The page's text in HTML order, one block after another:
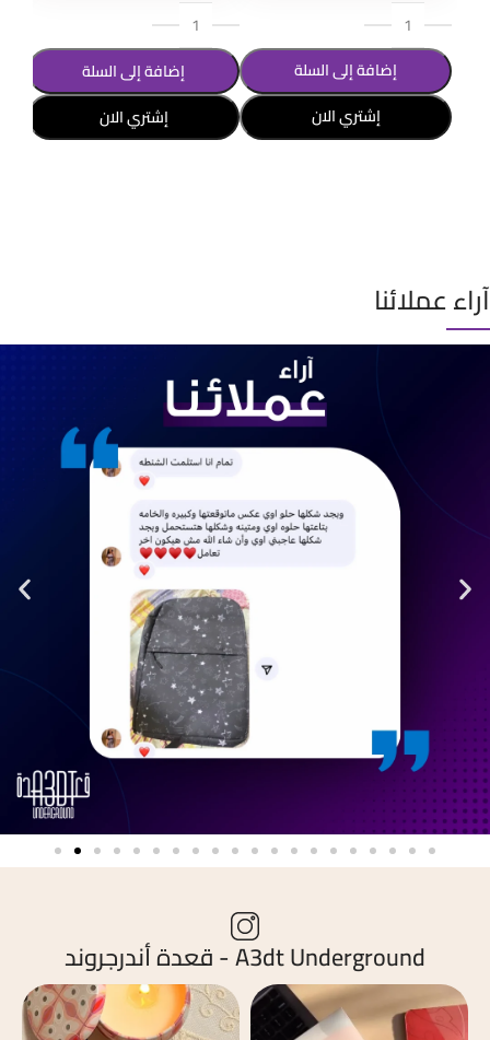
إضافة إلى السلة
إشتري الان
إضافة إلى السلة
إشتري الان
آراء عملائنا
A3dt Underground - قعدة أندرجروند